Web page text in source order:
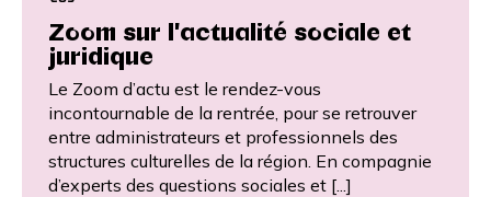
Zoom sur l'actualité sociale et
juridique
Le Zoom d’actu est le rendez-vous
incontournable de la rentrée, pour se retrouver
entre administrateurs et professionnels des
structures culturelles de la région. En compagnie
d’experts des questions sociales et [...]